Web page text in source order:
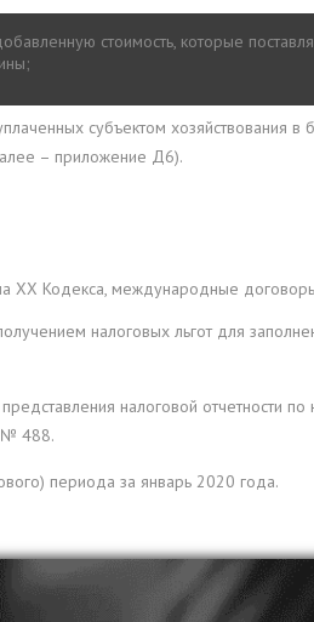
стоимость, которые
субъектом хозяйствования в
– приложение Д6).
ХХ Кодекса, международные
налоговых льгот для
налоговой отчетности по
№ 488.
периода за январь 2020 года.